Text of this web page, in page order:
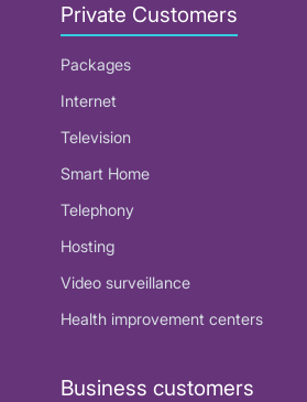
Private Customers
Packages
Internet
Television
Smart Home
Telephony
Hosting
Video surveillance
Health improvement centers
Business customers